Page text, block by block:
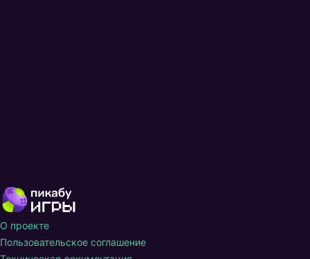
О проекте
Пользовательское соглашение